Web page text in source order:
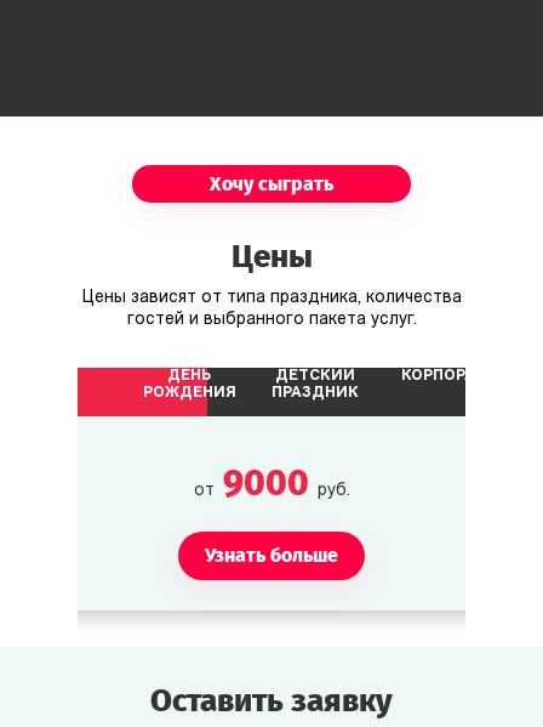
Хочу сыграть
Цены
Цены зависят от типа праздника, количества
гостей и выбранного пакета услуг.
ДЕНЬ
РОЖДЕНИЯ
ДЕТСКИЙ
ПРАЗДНИК
КОРПОРАТИВ
от 9000 руб.
Узнать больше
Оставить заявку